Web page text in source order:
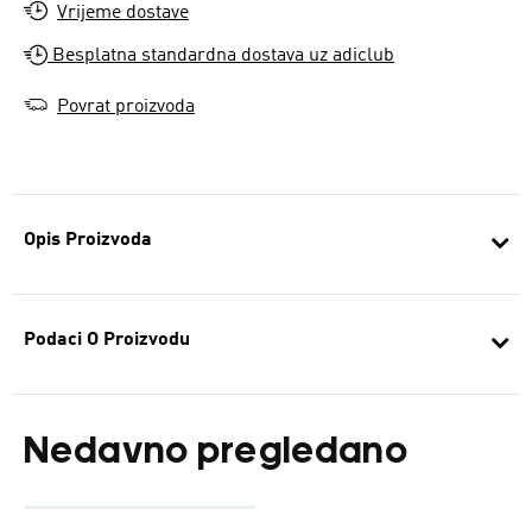
Opis Proizvoda
Podaci O Proizvodu
Nedavno pregledano
Vrijeme dostave
Besplatna standardna dostava uz adiclub
Povrat proizvoda